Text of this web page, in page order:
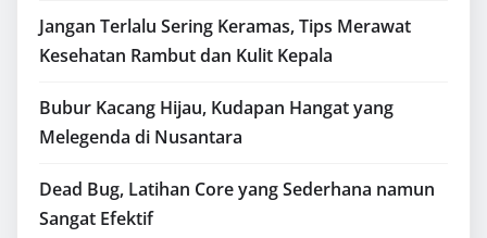
Jangan Terlalu Sering Keramas, Tips Merawat
Kesehatan Rambut dan Kulit Kepala
Bubur Kacang Hijau, Kudapan Hangat yang
Melegenda di Nusantara
Dead Bug, Latihan Core yang Sederhana namun
Sangat Efektif